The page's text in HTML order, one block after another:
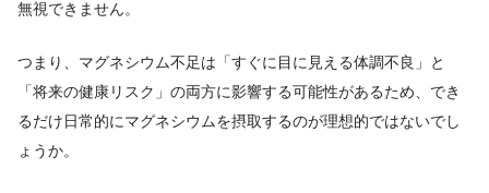
無視できません。
つまり、マグネシウム不足は「すぐに目に見える体調不良」と
「将来の健康リスク」の両方に影響する可能性があるため、でき
るだけ日常的にマグネシウムを摂取するのが理想的ではないでし
ょうか。